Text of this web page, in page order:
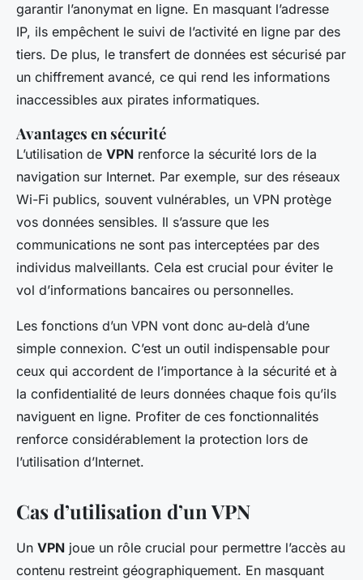
garantir l’anonymat en ligne. En masquant l’adresse
IP, ils empêchent le suivi de l’activité en ligne par des
tiers. De plus, le transfert de données est sécurisé par
un chiffrement avancé, ce qui rend les informations
inaccessibles aux pirates informatiques.
Avantages en sécurité
L’utilisation de VPN renforce la sécurité lors de la
navigation sur Internet. Par exemple, sur des réseaux
Wi-Fi publics, souvent vulnérables, un VPN protège
vos données sensibles. Il s’assure que les
communications ne sont pas interceptées par des
individus malveillants. Cela est crucial pour éviter le
vol d’informations bancaires ou personnelles.
Les fonctions d’un VPN vont donc au-delà d’une
simple connexion. C’est un outil indispensable pour
ceux qui accordent de l’importance à la sécurité et à
la confidentialité de leurs données chaque fois qu’ils
naviguent en ligne. Profiter de ces fonctionnalités
renforce considérablement la protection lors de
l’utilisation d’Internet.
Cas d’utilisation d’un VPN
Un VPN joue un rôle crucial pour permettre l’accès au
contenu restreint géographiquement. En masquant